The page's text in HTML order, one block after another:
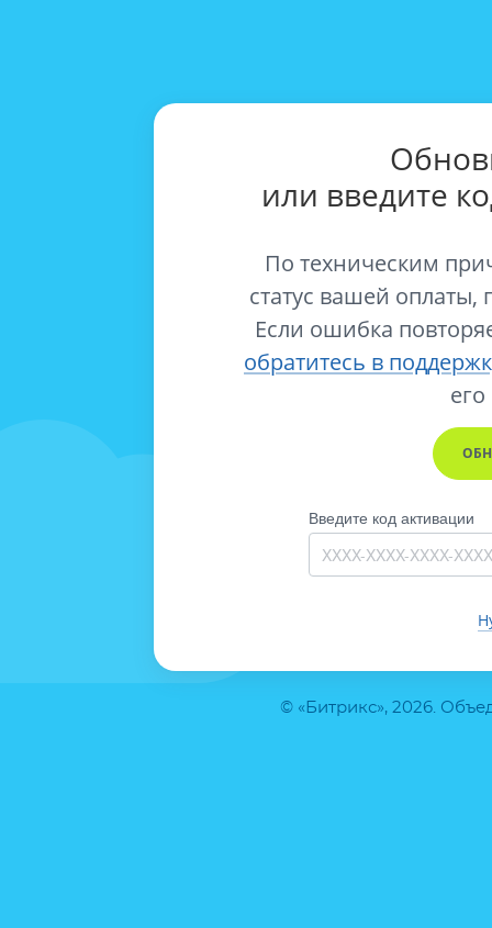
© «Битрикс», 2026.
или введите
По техническим
статус вашей оплаты,
Если ошибка
обратитесь в
его
Введите код активации